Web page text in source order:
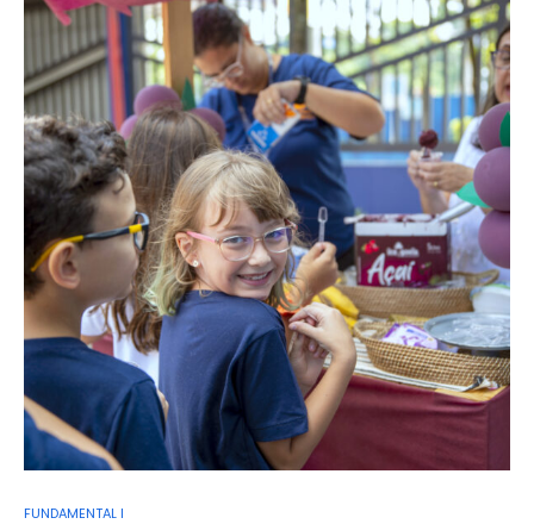
FUNDAMENTAL I